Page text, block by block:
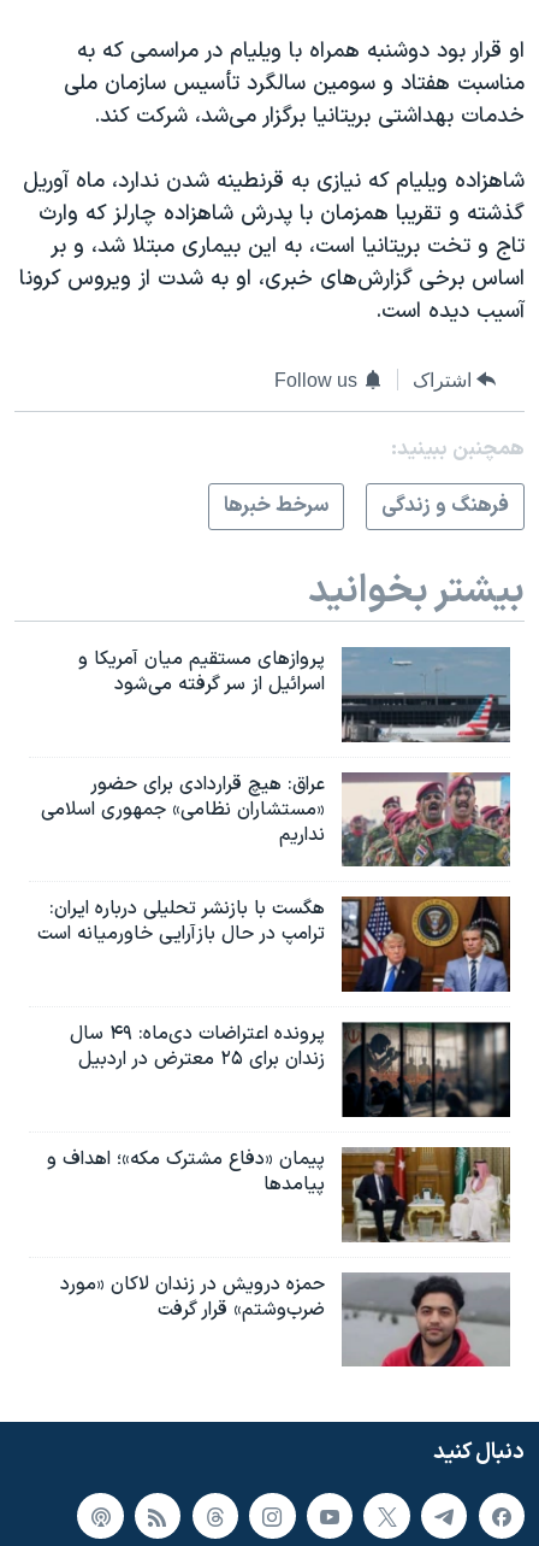
او قرار بود دوشنبه همراه با ویلیام در مراسمی که به
مناسبت هفتاد و سومین سالگرد تأسیس سازمان ملی
خدمات بهداشتی بریتانیا برگزار می‌شد، شرکت کند.
شاهزاده ویلیام که نیازی به قرنطینه شدن ندارد، ماه آوریل
گذشته و تقریبا همزمان با پدرش شاهزاده چارلز که وارث
تاج و تخت بریتانیا است، به این بیماری مبتلا شد، و بر
اساس برخی گزارش‌های خبری، او به شدت از ویروس کرونا
آسیب دیده است.
اشتراک Follow us
همچنبن ببینید:
فرهنگ و زندگی
سرخط خبرها
بیشتر بخوانید
پروازهای مستقیم میان آمریکا و
اسرائیل از سر گرفته می‌شود
عراق: هیچ قراردادی برای حضور
«مستشاران نظامی» جمهوری اسلامی
نداریم
هگست با بازنشر تحلیلی درباره ایران:
ترامپ در حال بازآرایی خاورمیانه است
پرونده اعتراضات دی‌ماه: ۴۹ سال
زندان برای ۲۵ معترض در اردبیل
پیمان «دفاع مشترک مکه»؛ اهداف و
پیامدها
حمزه درویش در زندان لاکان «مورد
ضرب‌وشتم» قرار گرفت
دنبال کنید